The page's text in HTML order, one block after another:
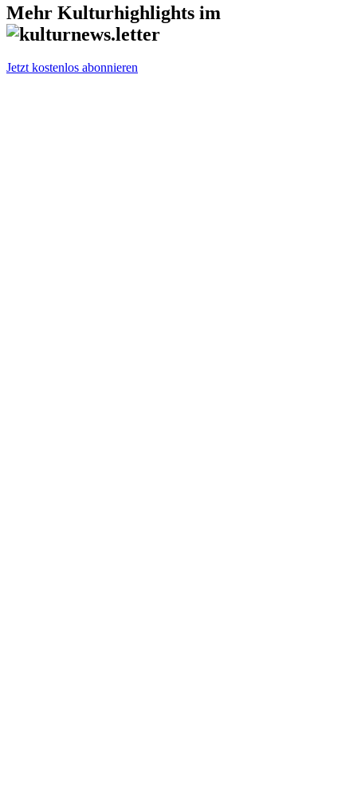
Mehr Kulturhighlights im
Jetzt kostenlos abonnieren